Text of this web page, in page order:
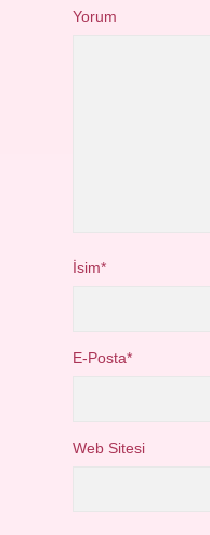
Yorum
İsim*
E-Posta*
Web Sitesi